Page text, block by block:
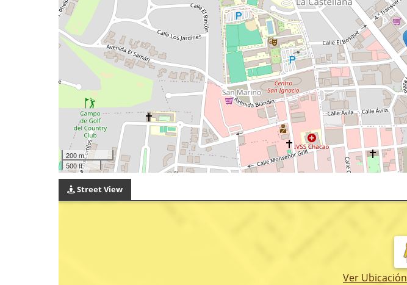
200 m
500 ft
Street View
Ver Ubicación